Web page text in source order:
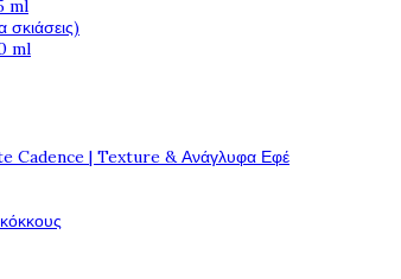
ml
ml
Cadence | Texture & Ανάγλυφα Εφέ